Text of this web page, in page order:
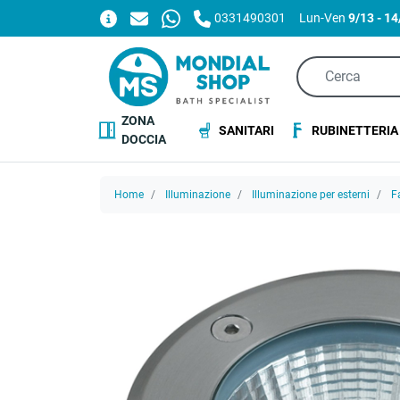
0331490301 Lun-Ven9/13 -
ZONA
DOCCIA
SANITARI RUBINETTERIA
Home Illuminazione Illuminazione per esterni